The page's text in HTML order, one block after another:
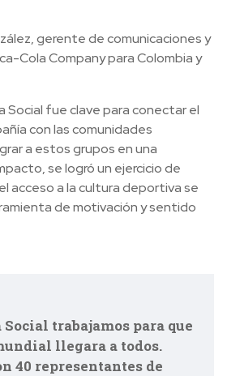
gerente de comunicaciones y
Cola Company para Colombia y
Social fue clave para conectar el
con las comunidades
a estos grupos en una
se logró un ejercicio de
acceso a la cultura deportiva se
de motivación y sentido
trabajamos para que
llegara a todos.
40 representantes de